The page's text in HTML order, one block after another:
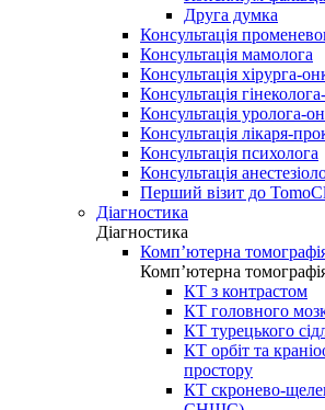
Друга думка
Консультація
Консультація мамолога
Консультація хірурга-
Консультація
Консультація уролога-
Консультація лікаря-
Консультація психолога
Консультація
Перший візит до
Діагностика
Діагностика
Комп’ютерна
Комп’ютерна
КТ з контрастом
КТ головного
КТ турецького
КТ орбіт та
простору
КТ скронево-